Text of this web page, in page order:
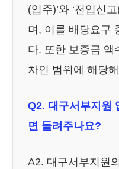
(입주)’와 ‘전입신
며, 이를 배당요구
다. 또한 보증금 액
차인 범위에 해당
Q2. 대구서부지원
면 돌려주나요?
A2. 대구서부지원